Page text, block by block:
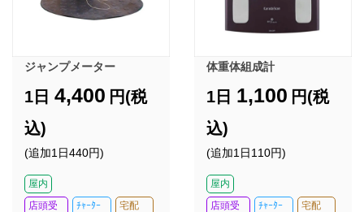
ジャンプメーター
1日 4,400 円(税
込)
(追加1日440円)
屋内
店頭受
ﾁｬｰﾀｰ
宅配
体重体組成計
1日 1,100 円(税
込)
(追加1日110円)
屋内
店頭受
ﾁｬｰﾀｰ
宅配